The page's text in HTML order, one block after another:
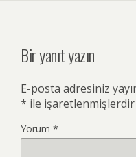
Bir yanıt yazın
E-posta adresiniz
* ile işaretlenmişlerdir
Yorum *